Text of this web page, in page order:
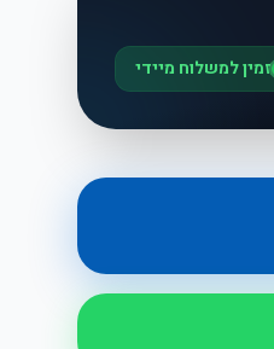
זמין למשלוח מיידי